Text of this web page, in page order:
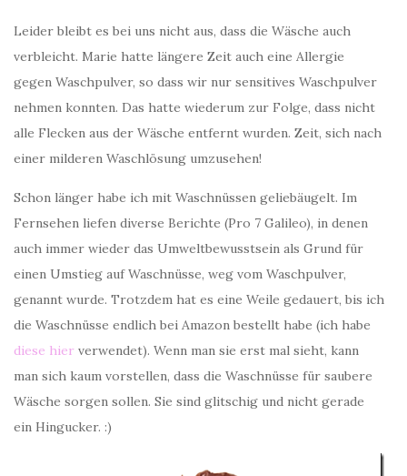
Leider bleibt es bei uns nicht aus, dass die Wäsche auch
verbleicht. Marie hatte längere Zeit auch eine Allergie
gegen Waschpulver, so dass wir nur sensitives Waschpulver
nehmen konnten. Das hatte wiederum zur Folge, dass nicht
alle Flecken aus der Wäsche entfernt wurden. Zeit, sich nach
einer milderen Waschlösung umzusehen!
Schon länger habe ich mit Waschnüssen geliebäugelt. Im
Fernsehen liefen diverse Berichte (Pro 7 Galileo), in denen
auch immer wieder das Umweltbewusstsein als Grund für
einen Umstieg auf Waschnüsse, weg vom Waschpulver,
genannt wurde. Trotzdem hat es eine Weile gedauert, bis ich
die Waschnüsse endlich bei Amazon bestellt habe (ich habe
diese hier verwendet). Wenn man sie erst mal sieht, kann
man sich kaum vorstellen, dass die Waschnüsse für saubere
Wäsche sorgen sollen. Sie sind glitschig und nicht gerade
ein Hingucker. :)